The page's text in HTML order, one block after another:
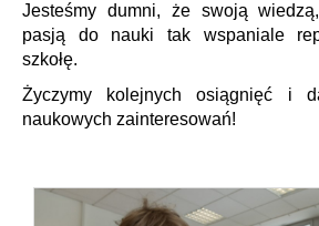
Jesteśmy dumni, że swoją
pasją do nauki tak wspaniale
szkołę.
Życzymy kolejnych osiągnięć i
naukowych zainteresowań!